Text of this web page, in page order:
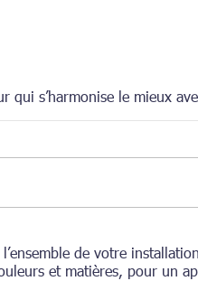
qui s’harmonise le mieux
de votre
et matières, pour un